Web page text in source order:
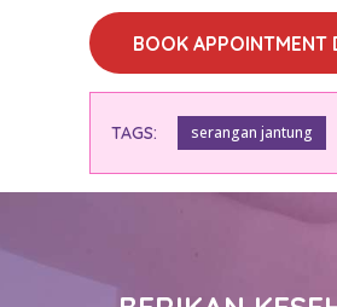
BOOK APPOINTMENT
TAGS: serangan jantung